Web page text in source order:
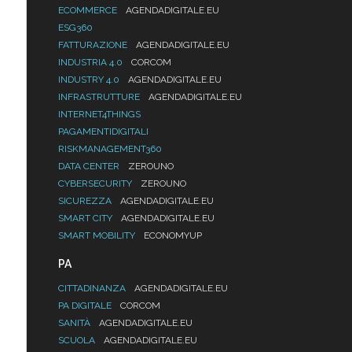
ECOMMERCE
AGENDADIGITALE.EU
ESG360
FATTURAZIONE
AGENDADIGITALE.EU
INDUSTRIA 4.0
CORCOM
INDUSTRY 4.0
AGENDADIGITALE.EU
INFRASTRUTTURE
AGENDADIGITALE.EU
INTERNET4THINGS
PAGAMENTIDIGITALI
RISKMANAGEMENT360
DATA CENTER
ZEROUNO
CYBERSECURITY
ZEROUNO
SICUREZZA
AGENDADIGITALE.EU
SMART CITY
AGENDADIGITALE.EU
SMART MOBILITY
ECONOMYUP
PA
CITTADINANZA
AGENDADIGITALE.EU
PA DIGITALE
CORCOM
SANITÀ
AGENDADIGITALE.EU
SCUOLA
AGENDADIGITALE.EU